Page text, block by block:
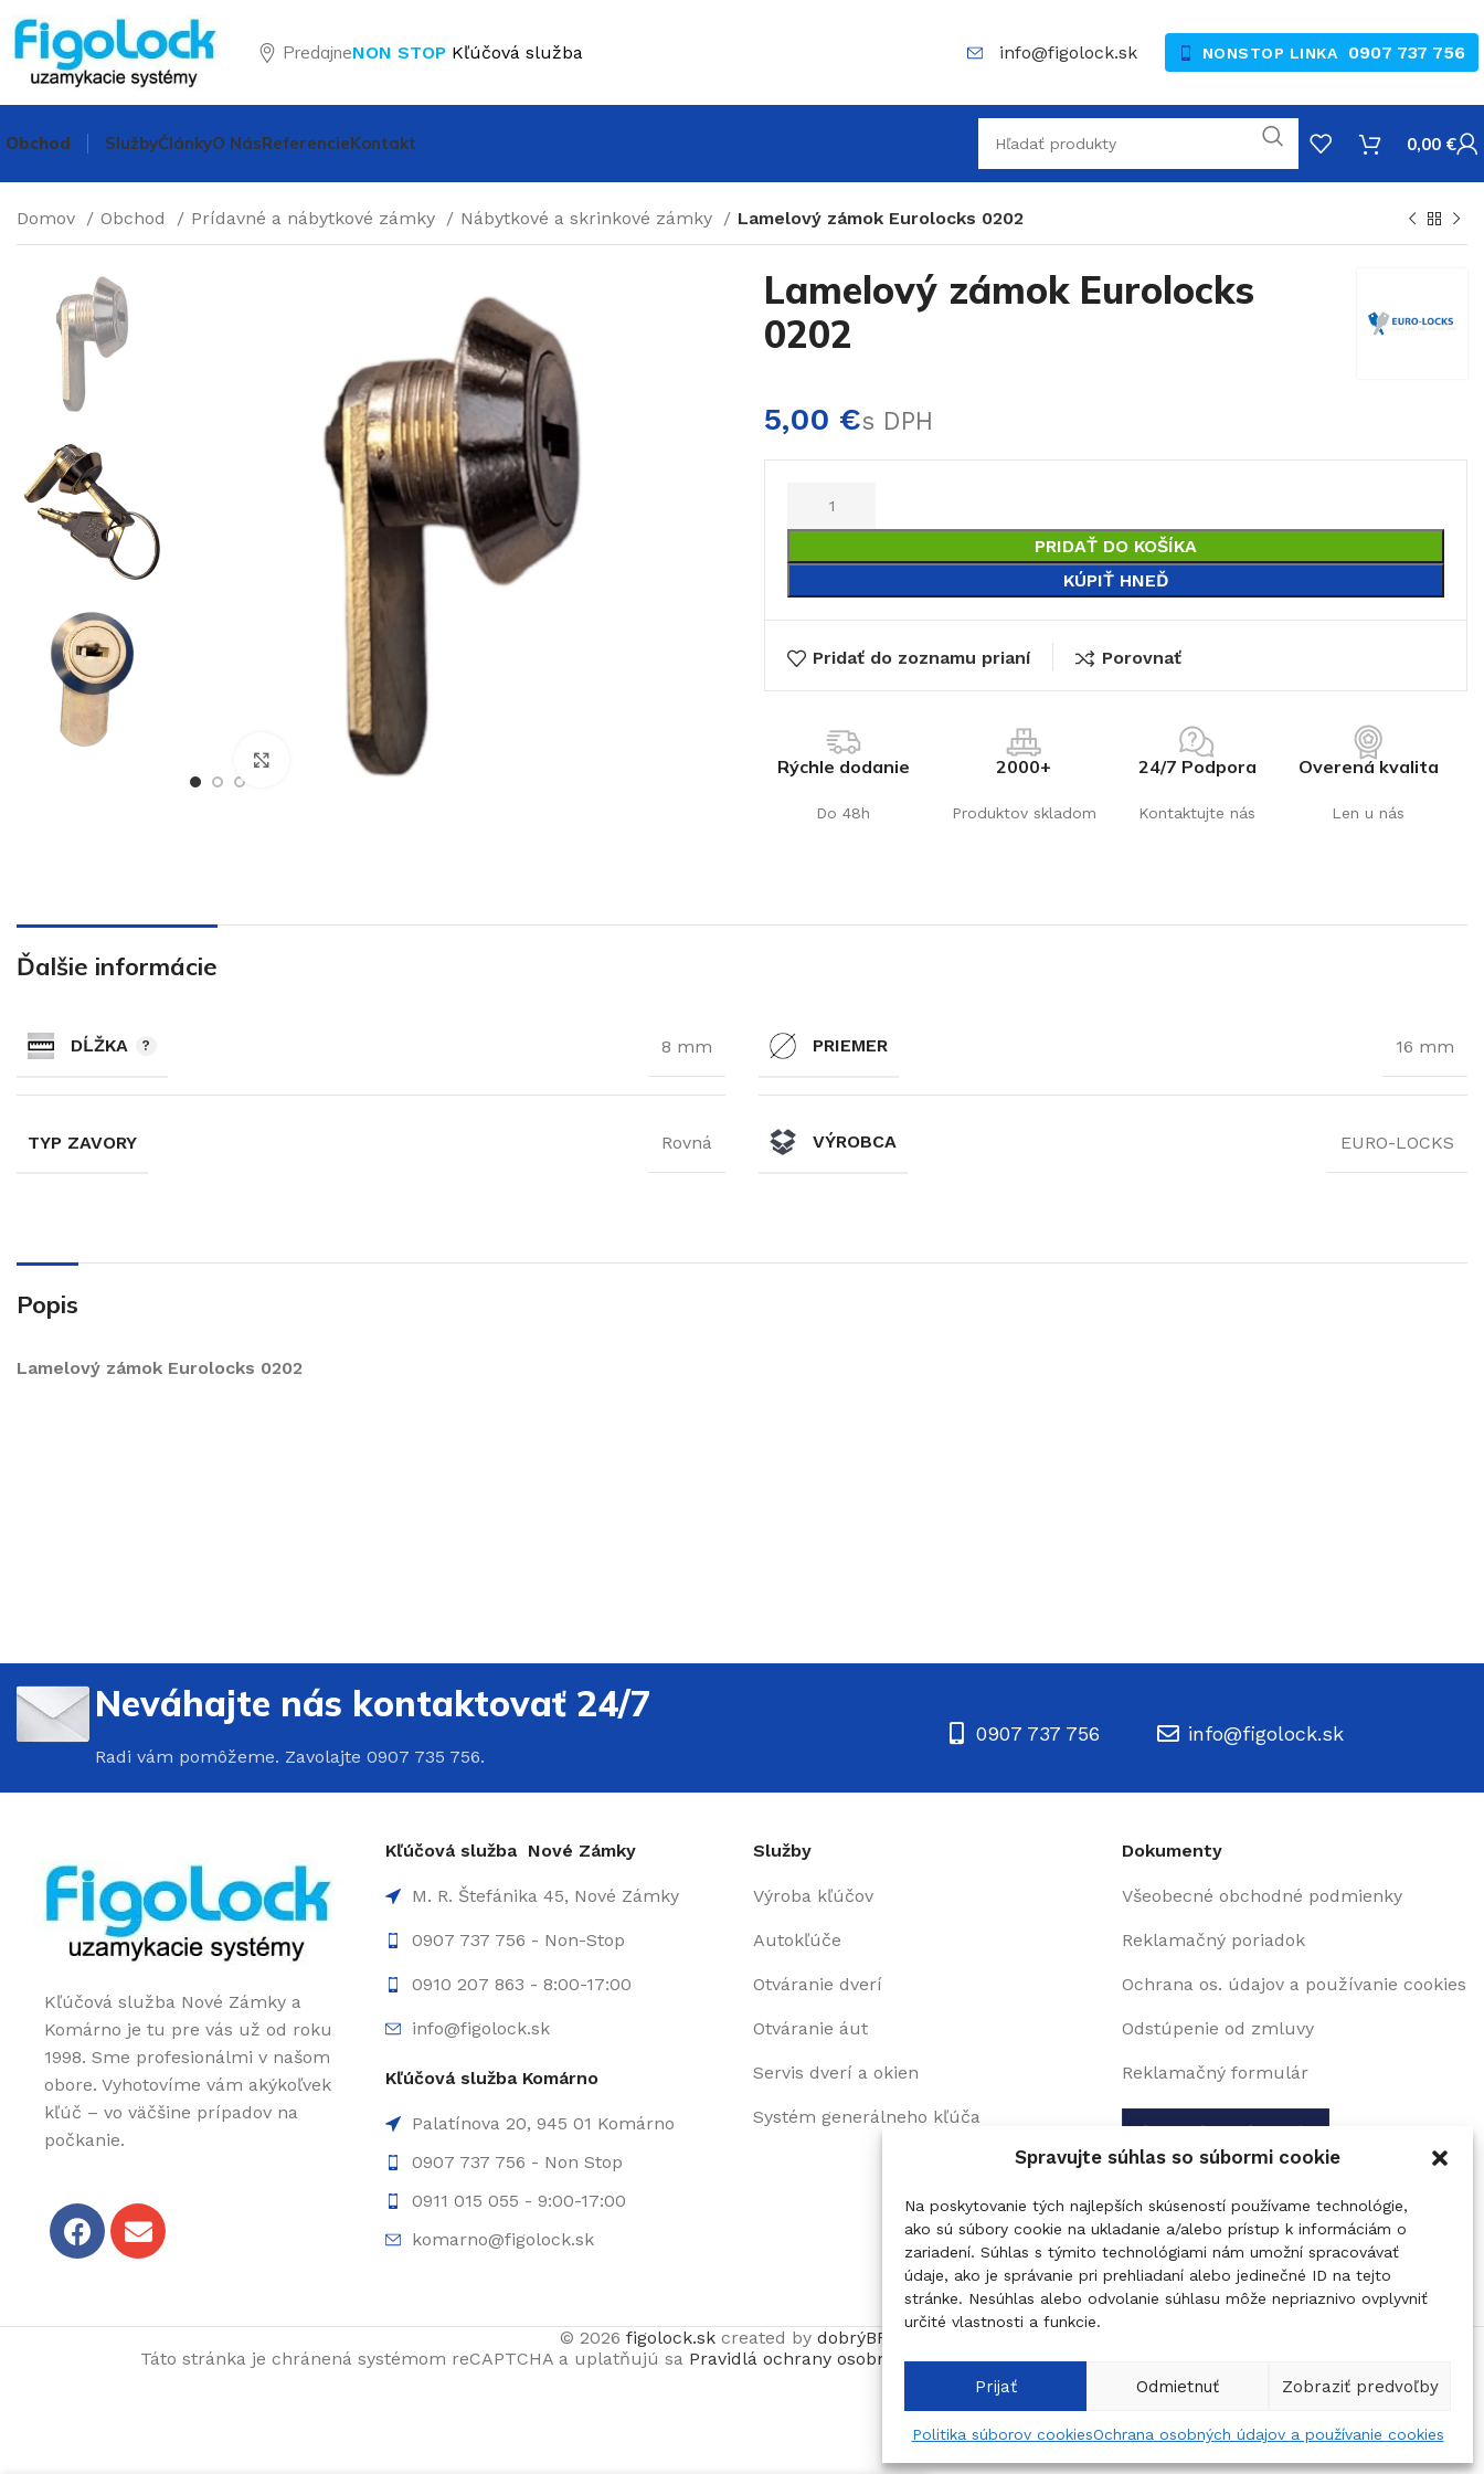
Spravujte súhlas so súbormi cookie
Na poskytovanie tých najlepších skúseností používame technológie,
ako sú súbory cookie na ukladanie a/alebo prístup k informáciám o
zariadení. Súhlas s týmito technológiami nám umožní spracovávať
údaje, ako je správanie pri prehliadaní alebo jedinečné ID na tejto
stránke. Nesúhlas alebo odvolanie súhlasu môže nepriaznivo ovplyvniť
určité vlastnosti a funkcie.
Prijať Odmietnuť Zobraziť predvoľby
Politika súborov cookiesOchrana osobných údajov a používanie cookies
PredajneNON STOP Kľúčová služba info@figolock.sk NONSTOP LINKA 0907 737 756
Obchod SlužbyČlánkyO NásReferencieKontakt 0,00 €
Domov Obchod Prídavné a nábytkové zámky Nábytkové a skrinkové zámky Lamelový zámok Eurolocks 0202
Klikni pre zväčšenie
Lamelový zámok Eurolocks
0202
€
PRIDAŤ DO KOŠÍKA
KÚPIŤ HNEĎ
Pridať do zoznamu prianí Porovnať
Rýchle dodanie
Do 48h
2000+
Produktov skladom
24/7 Podpora
Kontaktujte nás
Overená kvalita
Len u nás
Ďalšie informácie
DĹŽKA 8 mm PRIEMER 16 mm
TYP ZAVORY Rovná VÝROBCA EURO-LOCKS
Popis
Lamelový zámok Eurolocks 0202
Neváhajte nás kontaktovať 24/7
Radi vám pomôžeme. Zavolajte 0907 735 756.
0907 737 756 info@figolock.sk
Kľúčová služba Nové Zámky a
Komárno je tu pre vás už od roku
1998. Sme profesionálmi v našom
obore. Vyhotovíme vám akýkoľvek
kľúč – vo väčšine prípadov na
počkanie.
Kľúčová služba Nové Zámky
M. R. Štefánika 45, Nové Zámky
0907 737 756 - Non-Stop
0910 207 863 - 8:00-17:00
info@figolock.sk
Kľúčová služba Komárno
Palatínova 20, 945 01 Komárno
0907 737 756 - Non Stop
0911 015 055 - 9:00-17:00
komarno@figolock.sk
Služby
Výroba kľúčov
Autokľúče
Otváranie dverí
Otváranie áut
Servis dverí a okien
Systém generálneho kľúča
Dokumenty
Všeobecné obchodné podmienky
Reklamačný poriadok
Ochrana os. údajov a používanie cookies
Odstúpenie od zmluvy
Reklamačný formulár
© 2026 figolock.skcreated by dobrýBRAND
Táto stránka je chránená systémom reCAPTCHA a uplatňujú sa Pravidlá ochrany osobných údajovspoločnosti Google a
€ €